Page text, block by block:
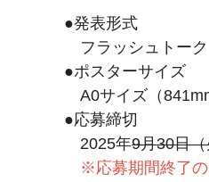
●発表形式
フラッシュトー
●ポスターサイズ
A0サイズ（
●応募締切
2025年9月30日
※応募期間終了の